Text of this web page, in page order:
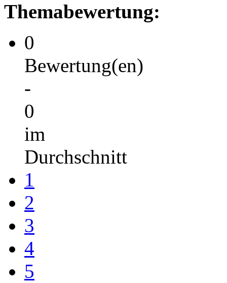
Themabewertung:
0
Bewertung(en)
-
0
im
Durchschnitt
1
2
3
4
5